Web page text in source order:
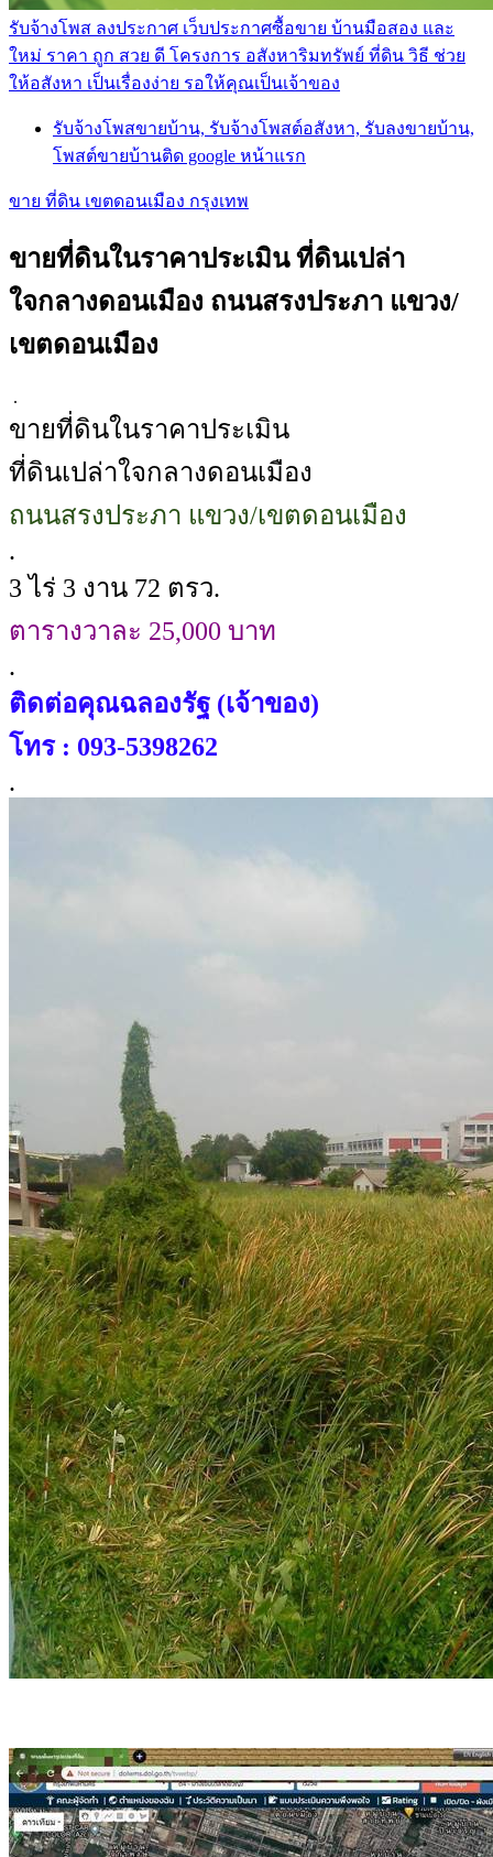
รับจ้างโพส ลงประกาศ เว็บประกาศซื้อขาย บ้านมือสอง และ
ใหม่ ราคา ถูก สวย ดี โครงการ อสังหาริมทรัพย์ ที่ดิน วิธี ช่วย
ให้อสังหา เป็นเรื่องง่าย รอให้คุณเป็นเจ้าของ
รับจ้างโพสขายบ้าน, รับจ้างโพสต์อสังหา, รับลงขายบ้าน,
โพสต์ขายบ้านติด google หน้าแรก
ขาย ที่ดิน เขตดอนเมือง กรุงเทพ
ขายที่ดินในราคาประเมิน ที่ดินเปล่า
ใจกลางดอนเมือง ถนนสรงประภา​ แขวง/
เขตดอนเมือง
.
ขายที่ดินในราคาประเมิน
ที่ดินเปล่าใจกลางดอนเมือง
ถนนสรงประภา​ แขวง/เขตดอนเมือง
.
​3 ไร่ 3 งาน 72 ตรว.
ตารางวาละ​ 25,000 บาท
.
ติดต่อคุณฉลองรัฐ (เจ้าของ)​
โทร : 093-5398262​
.